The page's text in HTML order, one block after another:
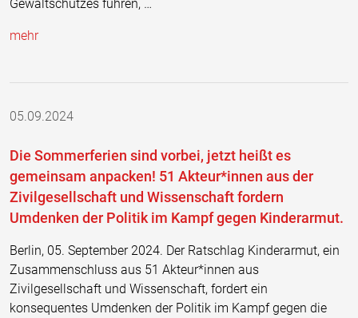
Gewaltschutzes führen, …
mehr
05.09.2024
Die Sommerferien sind vorbei, jetzt heißt es
gemeinsam anpacken! 51 Akteur*innen aus der
Zivilgesellschaft und Wissenschaft fordern
Umdenken der Politik im Kampf gegen Kinderarmut.
Berlin, 05. September 2024. Der Ratschlag Kinderarmut, ein
Zusammenschluss aus 51 Akteur*innen aus
Zivilgesellschaft und Wissenschaft, fordert ein
konsequentes Umdenken der Politik im Kampf gegen die